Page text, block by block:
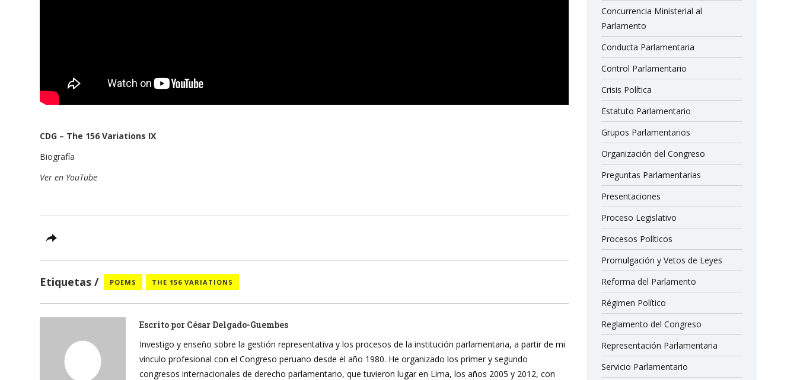
CDG – The 156 Variations IX
Biografía
Ver en YouTube
Etiquetas POEMS THE 156 VARIATIONS
Escrito por César Delgado-Guembes
Investigo y enseño sobre la gestión representativa y los procesos de la institución parlamentaria, a partir de mi
vínculo profesional con el Congreso peruano desde el año 1980. He organizado los primer y segundo
congresos internacionales de derecho parlamentario, que tuvieron lugar en Lima, los años 2005 y 2012, con
Concurrencia Ministerial al
Parlamento
Conducta Parlamentaria
Control Parlamentario
Crisis Política
Estatuto Parlamentario
Grupos Parlamentarios
Organización del Congreso
Preguntas Parlamentarias
Presentaciones
Proceso Legislativo
Procesos Políticos
Promulgación y Vetos de Leyes
Reforma del Parlamento
Régimen Político
Reglamento del Congreso
Representación Parlamentaria
Servicio Parlamentario